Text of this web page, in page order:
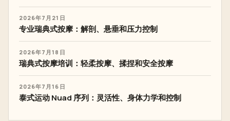
2026年7月21日
专业瑞典式按摩：解剖、悬垂和压力控制
2026年7月18日
瑞典式按摩培训：轻柔按摩、揉捏和安全按摩
2026年7月16日
泰式运动 Nuad 序列：灵活性、身体力学和控制